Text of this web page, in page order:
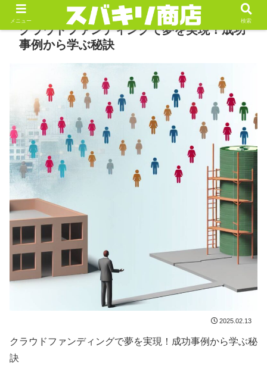
クラウドファンディングで夢を実現！成功
事例から学ぶ秘訣
2025.02.13
クラウドファンディングで夢を実現！成功事例から学ぶ秘
訣
メニュー 検索